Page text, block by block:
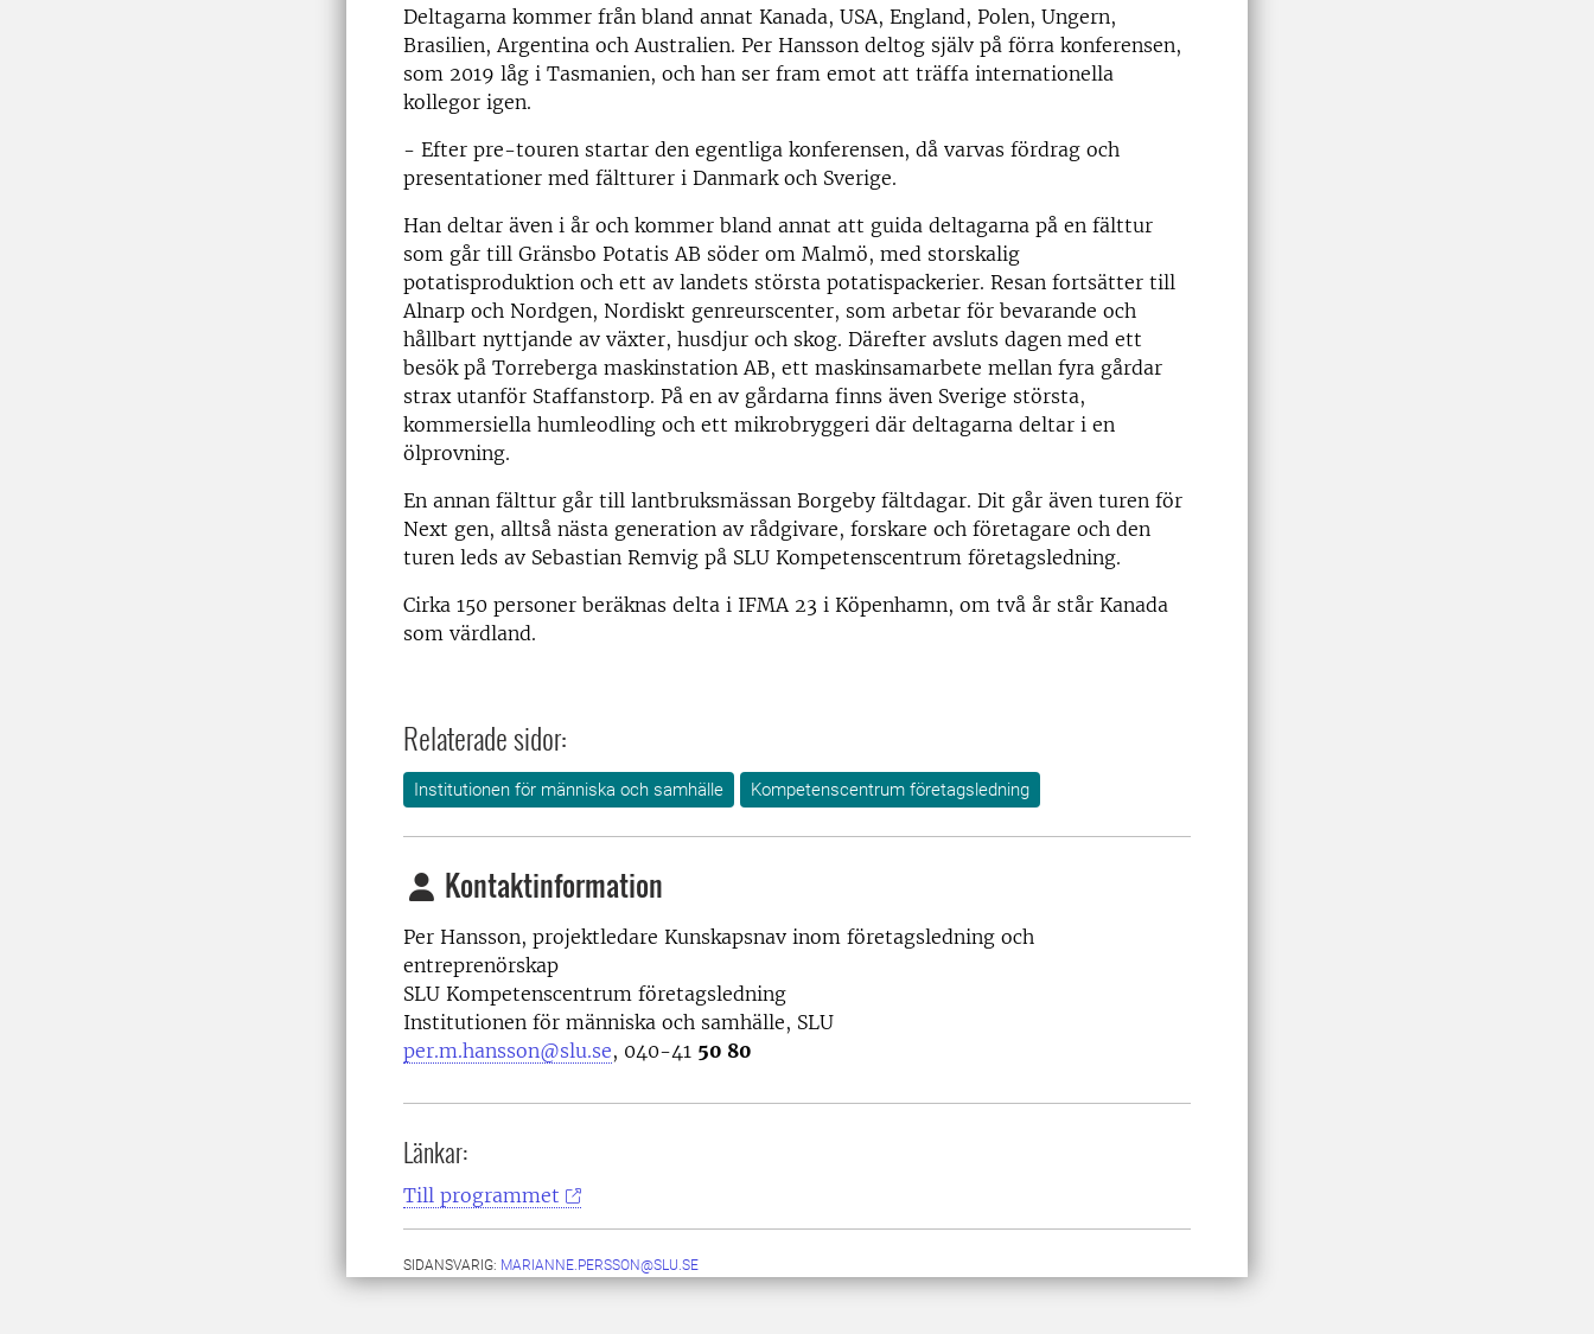
Deltagarna kommer från bland annat Kanada, USA, England, Polen, Ungern,
Brasilien, Argentina och Australien. Per Hansson deltog själv på förra konferensen,
som 2019 låg i Tasmanien, och han ser fram emot att träffa internationella
kollegor igen.
- Efter pre-touren startar den egentliga konferensen, då varvas fördrag och
presentationer med fältturer i Danmark och Sverige.
Han deltar även i år och kommer bland annat att guida deltagarna på en fälttur
som går till Gränsbo Potatis AB söder om Malmö, med storskalig
potatisproduktion och ett av landets största potatispackerier. Resan fortsätter till
Alnarp och Nordgen, Nordiskt genreurscenter, som arbetar för bevarande och
hållbart nyttjande av växter, husdjur och skog. Därefter avsluts dagen med ett
besök på Torreberga maskinstation AB, ett maskinsamarbete mellan fyra gårdar
strax utanför Staffanstorp. På en av gårdarna finns även Sverige största,
kommersiella humleodling och ett mikrobryggeri där deltagarna deltar i en
ölprovning.
En annan fälttur går till lantbruksmässan Borgeby fältdagar. Dit går även turen för
Next gen, alltså nästa generation av rådgivare, forskare och företagare och den
turen leds av Sebastian Remvig på SLU Kompetenscentrum företagsledning.
Cirka 150 personer beräknas delta i IFMA 23 i Köpenhamn, om två år står Kanada
som värdland.
Relaterade sidor:
Institutionen för människa och samhälle Kompetenscentrum företagsledning
Kontaktinformation
Per Hansson, projektledare Kunskapsnav inom företagsledning och
entreprenörskap
SLU Kompetenscentrum företagsledning
Institutionen för människa och samhälle, SLU
per.m.hansson@slu.se, 040-41 50 80
Länkar:
Till programmet
SIDANSVARIG: MARIANNE.PERSSON@SLU.SE